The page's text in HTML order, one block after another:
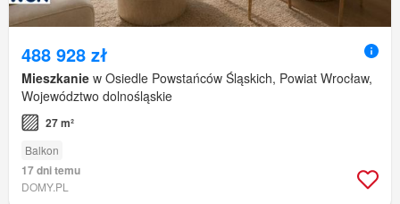
488 928 zł
Mieszkanie w Osiedle Powstańców Śląskich, Powiat Wrocław,
Województwo dolnośląskie
27 m²
Balkon
17 dni temu
DOMY.PL